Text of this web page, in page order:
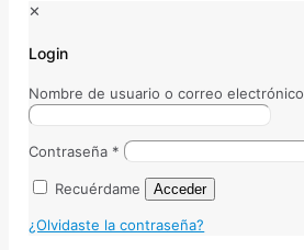
✕
Login
Nombre de usuario o correo electrónico
Contraseña *
Recuérdame Acceder
¿Olvidaste la contraseña?